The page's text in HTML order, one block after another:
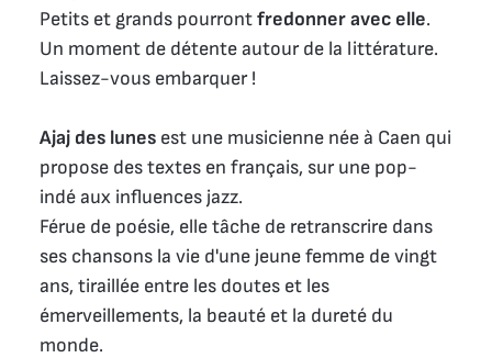
Petits et grands pourrontfredonner avec elle.
Un moment de détente autour de la littérature.
Laissez-vous embarquer !
Ajaj des lunes est une musicienne née à Caen qui
propose des textes en français, sur une pop-
indé aux influences jazz.
Férue de poésie, elle tâche de retranscrire dans
ses chansons la vie d'une jeune femme de vingt
ans, tiraillée entre les doutes et les
émerveillements, la beauté et la dureté du
monde.